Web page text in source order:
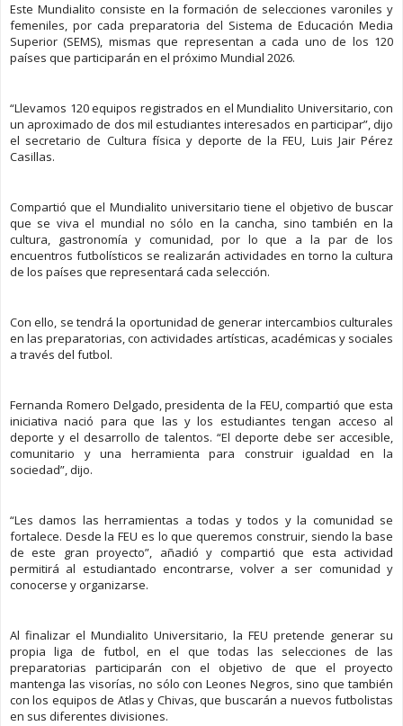
Este Mundialito consiste en la formación de selecciones varoniles y
femeniles, por cada preparatoria del Sistema de Educación Media
Superior (SEMS), mismas que representan a cada uno de los 120
países que participarán en el próximo Mundial 2026.
“Llevamos 120 equipos registrados en el Mundialito Universitario, con
un aproximado de dos mil estudiantes interesados en participar”, dijo
el secretario de Cultura física y deporte de la FEU, Luis Jair Pérez
Casillas.
Compartió que el Mundialito universitario tiene el objetivo de buscar
que se viva el mundial no sólo en la cancha, sino también en la
cultura, gastronomía y comunidad, por lo que a la par de los
encuentros futbolísticos se realizarán actividades en torno la cultura
de los países que representará cada selección.
Con ello, se tendrá la oportunidad de generar intercambios culturales
en las preparatorias, con actividades artísticas, académicas y sociales
a través del futbol.
Fernanda Romero Delgado, presidenta de la FEU, compartió que esta
iniciativa nació para que las y los estudiantes tengan acceso al
deporte y el desarrollo de talentos. “El deporte debe ser accesible,
comunitario y una herramienta para construir igualdad en la
sociedad”, dijo.
“Les damos las herramientas a todas y todos y la comunidad se
fortalece. Desde la FEU es lo que queremos construir, siendo la base
de este gran proyecto”, añadió y compartió que esta actividad
permitirá al estudiantado encontrarse, volver a ser comunidad y
conocerse y organizarse.
Al finalizar el Mundialito Universitario, la FEU pretende generar su
propia liga de futbol, en el que todas las selecciones de las
preparatorias participarán con el objetivo de que el proyecto
mantenga las visorías, no sólo con Leones Negros, sino que también
con los equipos de Atlas y Chivas, que buscarán a nuevos futbolistas
en sus diferentes divisiones.